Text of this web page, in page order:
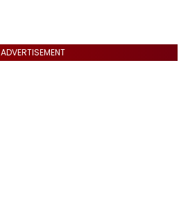
ADVERTISEMENT